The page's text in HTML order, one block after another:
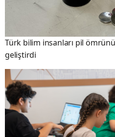
Türk bilim insanları pil
geliştirdi